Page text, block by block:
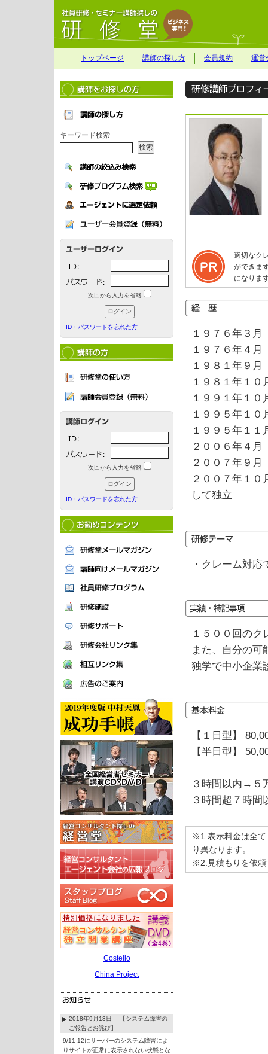
トップページ 講師の探し方 会員規約 運営
キーワード検索
次回から入力を省略
ID・パスワードを忘れた方
次回から入力を省略
ID・パスワードを忘れた方
Costello
China Project
2018年9月13日 【システム障害の
ご報告とお詫び】
9/11-12にサーバーのシステム障害によ
りサイトが正常に表示されない状態とな
適切なク
ができま
になりま
１９７６年３
１９７６年４
１９８１
１９８１年１
１９９１年１
１９９５年１
１９９５年１
２００６年４
２００７年９
２００７年１
して独立
・クレーム対
１５００回のク
また、自分の可
独学で中小企業
【１日型】
【半日型】
３時間以内→５
３時間超７時
※1.表示料金は全て
り異なります。
※2.見積もりを依頼